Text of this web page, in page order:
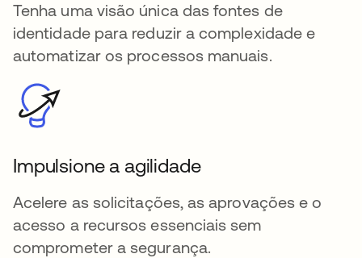
Tenha uma visão única das fontes de
identidade para reduzir a complexidade e
automatizar os processos manuais.
Impulsione a agilidade
Acelere as solicitações, as aprovações e o
acesso a recursos essenciais sem
comprometer a segurança.